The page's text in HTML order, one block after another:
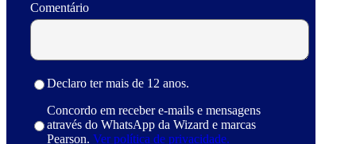
Comentário
Declaro ter mais de 12 anos.
Concordo em receber e-mails e mensagens
através do WhatsApp da Wizard e marcas
Pearson. Ver política de privacidade.